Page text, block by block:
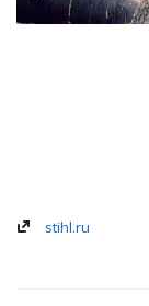
stihl.ru